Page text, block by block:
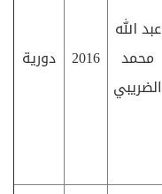
عبد الله
محمد
الضريبي
2016 دورية